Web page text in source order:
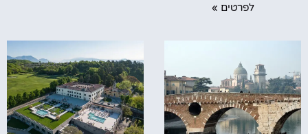
לפרטים »